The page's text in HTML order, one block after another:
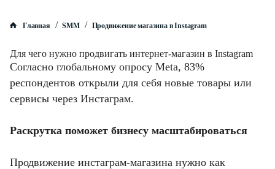
Главная / SMM / Продвижение магазина в Instagram
Для чего нужно продвигать интернет-магазин в Instagram
Согласно глобальному опросу Meta, 83%
респондентов открыли для себя новые товары или
сервисы через Инстаграм.
Раскрутка поможет бизнесу масштабироваться
Продвижение инстаграм-магазина нужно как